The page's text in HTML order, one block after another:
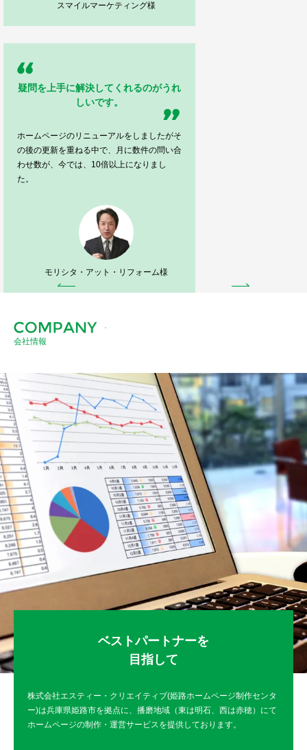
スマイルマーケティング様
疑問を上手に解決してくれるのがうれ
しいです。
ホームページのリニューアルをしましたがそ
の後の更新を重ねる中で、月に数件の問い合
わせ数が、今では、10倍以上になりまし
た。
モリシタ・アット・リフォーム様
会社情報
ベストパートナーを
目指して
株式会社エスティー・クリエイティブ(姫路ホームページ制作センタ
ー)は兵庫県姫路市を拠点に、播磨地域（東は明石、西は赤穂）にて
ホームページの制作・運営サービスを提供しております。